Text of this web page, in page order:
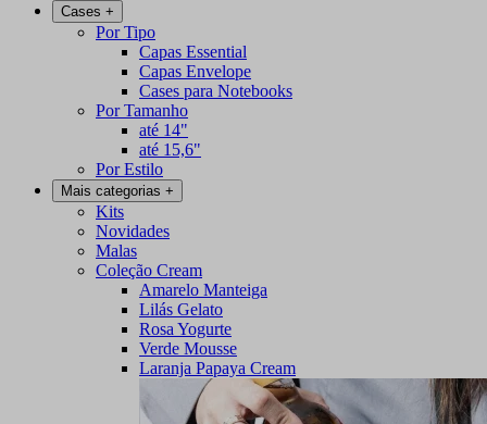
Cases +
Por Tipo
Capas Essential
Capas Envelope
Cases para Notebooks
Por Tamanho
até 14"
até 15,6"
Por Estilo
Mais categorias +
Kits
Novidades
Malas
Coleção Cream
Amarelo Manteiga
Lilás Gelato
Rosa Yogurte
Verde Mousse
Laranja Papaya Cream